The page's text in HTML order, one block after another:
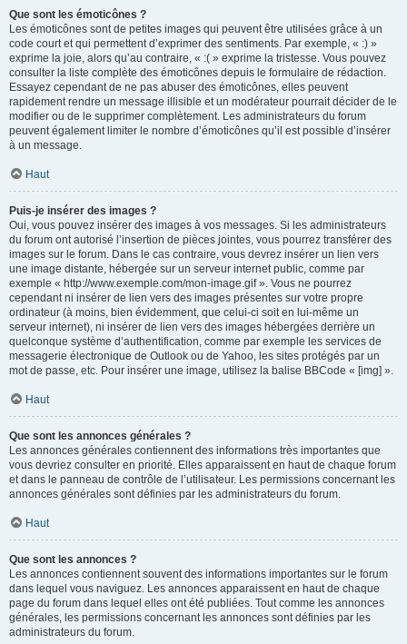
Que sont les émoticônes ?
Les émoticônes sont de petites images qui peuvent être utilisées grâce à un
code court et qui permettent d’exprimer des sentiments. Par exemple, « :) »
exprime la joie, alors qu’au contraire, « :( » exprime la tristesse. Vous pouvez
consulter la liste complète des émoticônes depuis le formulaire de rédaction.
Essayez cependant de ne pas abuser des émoticônes, elles peuvent
rapidement rendre un message illisible et un modérateur pourrait décider de le
modifier ou de le supprimer complètement. Les administrateurs du forum
peuvent également limiter le nombre d’émoticônes qu’il est possible d’insérer
à un message.
Haut
Puis-je insérer des images ?
Oui, vous pouvez insérer des images à vos messages. Si les administrateurs
du forum ont autorisé l’insertion de pièces jointes, vous pourrez transférer des
images sur le forum. Dans le cas contraire, vous devrez insérer un lien vers
une image distante, hébergée sur un serveur internet public, comme par
exemple « http://www.exemple.com/mon-image.gif ». Vous ne pourrez
cependant ni insérer de lien vers des images présentes sur votre propre
ordinateur (à moins, bien évidemment, que celui-ci soit en lui-même un
serveur internet), ni insérer de lien vers des images hébergées derrière un
quelconque système d’authentification, comme par exemple les services de
messagerie électronique de Outlook ou de Yahoo, les sites protégés par un
mot de passe, etc. Pour insérer une image, utilisez la balise BBCode « [img] ».
Haut
Que sont les annonces générales ?
Les annonces générales contiennent des informations très importantes que
vous devriez consulter en priorité. Elles apparaissent en haut de chaque forum
et dans le panneau de contrôle de l’utilisateur. Les permissions concernant les
annonces générales sont définies par les administrateurs du forum.
Haut
Que sont les annonces ?
Les annonces contiennent souvent des informations importantes sur le forum
dans lequel vous naviguez. Les annonces apparaissent en haut de chaque
page du forum dans lequel elles ont été publiées. Tout comme les annonces
générales, les permissions concernant les annonces sont définies par les
administrateurs du forum.